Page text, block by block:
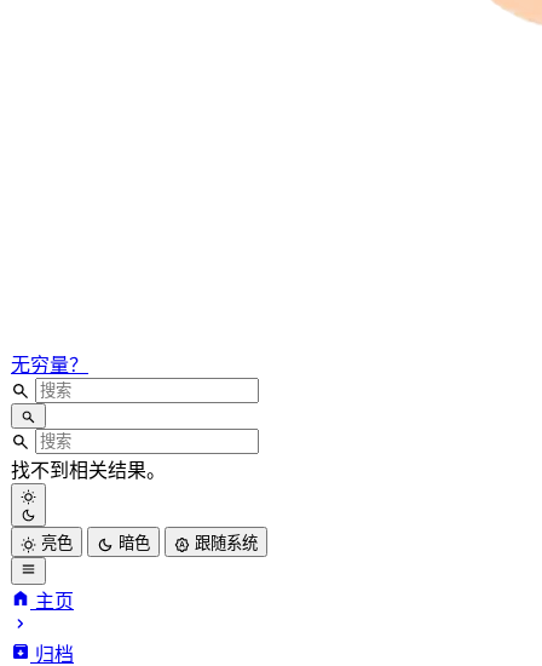
无穷量？
找不到相关结果。
亮色 暗色 跟随系统
主页
归档